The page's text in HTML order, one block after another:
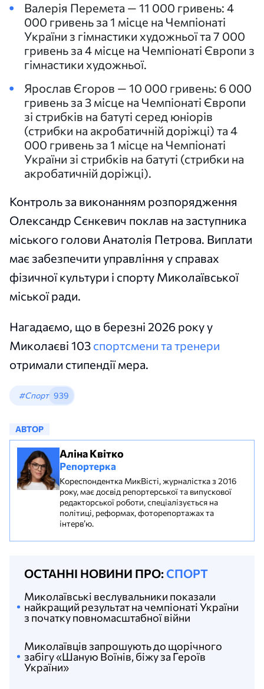
Валерія Перемета — 11 000 гривень: 4
000 гривень за 1 місце на Чемпіонаті
України з гімнастики художньої та 7 000
гривень за 4 місце на Чемпіонаті Європи з
гімнастики художньої.
Ярослав Єгоров — 10 000 гривень: 6 000
гривень за 3 місце на Чемпіонаті Європи
зі стрибків на батуті серед юніорів
(стрибки на акробатичній доріжці) та 4
000 гривень за 1 місце на Чемпіонаті
України зі стрибків на батуті (стрибки на
акробатичній доріжці).
Контроль за виконанням розпорядження
Олександр Сєнкевич поклав на заступника
міського голови Анатолія Петрова. Виплати
має забезпечити управління у справах
фізичної культури і спорту Миколаївської
міської ради.
Нагадаємо, що в березні 2026 року у
Миколаєві 103 спортсмени та тренери
отримали стипендії мера.
#Спорт 939
АВТОР
Аліна Квітко
Репортерка
Кореспондентка МикВісті, журналістка з 2016
року, має досвід репортерської та випускової
редакторської роботи, спеціалізується на
політиці, реформах, фоторепортажах та
інтерв’ю.
ОСТАННІ НОВИНИ ПРО: СПОРТ
Миколаївців запрошують до щорічного
забігу «Шаную Воїнів, біжу за Героїв
України»
Миколаївські веслувальники показали
найкращий результат на чемпіонаті України
з початку повномасштабної війни